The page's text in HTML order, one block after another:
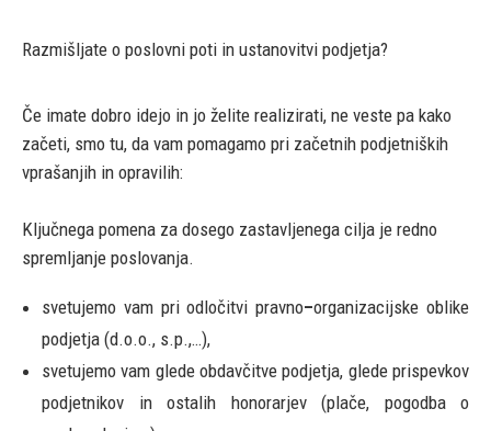
Razmišljate o poslovni poti in ustanovitvi podjetja?
Če imate dobro idejo in jo želite realizirati, ne veste pa kako
začeti, smo tu, da vam pomagamo pri začetnih podjetniških
vprašanjih in opravilih:
Ključnega pomena za dosego zastavljenega cilja je redno
spremljanje poslovanja.
svetujemo vam pri odločitvi pravno–organizacijske oblike
podjetja (d.o.o., s.p.,…),
svetujemo vam glede obdavčitve podjetja, glede prispevkov
podjetnikov in ostalih honorarjev (plače, pogodba o